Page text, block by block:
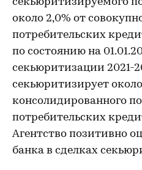
около 2,0% от
потребительских
по состоянию на
секьюритизации 2021-
секьюритизирует
консолидированного
потребительских
Агентство позитивно
банка в сделках